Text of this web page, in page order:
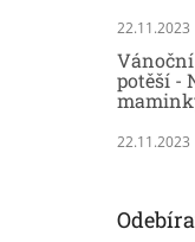
22.11.2023
potěší -
22.11.2023